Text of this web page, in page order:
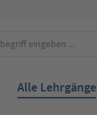
Alle Lehrgänge